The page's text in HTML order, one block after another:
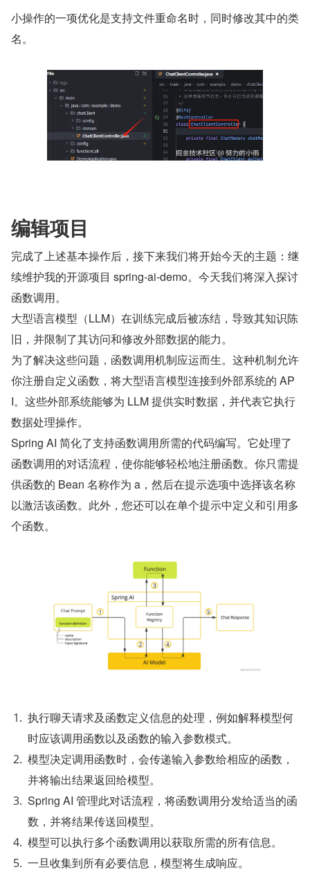
小操作的一项优化是支持文件重命名时，同时修改其中的类
名。
编辑项目
完成了上述基本操作后，接下来我们将开始今天的主题：继
续维护我的开源项目 spring-ai-demo。今天我们将深入探讨
函数调用。
大型语言模型（LLM）在训练完成后被冻结，导致其知识陈
旧，并限制了其访问和修改外部数据的能力。
为了解决这些问题，函数调用机制应运而生。这种机制允许
你注册自定义函数，将大型语言模型连接到外部系统的 AP
I。这些外部系统能够为 LLM 提供实时数据，并代表它执行
数据处理操作。
Spring AI 简化了支持函数调用所需的代码编写。它处理了
函数调用的对话流程，使你能够轻松地注册函数。你只需提
供函数的 Bean 名称作为 a，然后在提示选项中选择该名称
以激活该函数。此外，您还可以在单个提示中定义和引用多
个函数。
执行聊天请求及函数定义信息的处理，例如解释模型何
时应该调用函数以及函数的输入参数模式。
模型决定调用函数时，会传递输入参数给相应的函数，
并将输出结果返回给模型。
Spring AI 管理此对话流程，将函数调用分发给适当的函
数，并将结果传送回模型。
模型可以执行多个函数调用以获取所需的所有信息。
一旦收集到所有必要信息，模型将生成响应。